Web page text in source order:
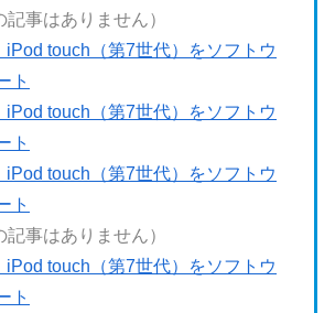
記事はありません）
iPod touch（第7世代）をソフトウ
ト
iPod touch（第7世代）をソフトウ
ト
iPod touch（第7世代）をソフトウ
ト
記事はありません）
iPod touch（第7世代）をソフトウ
ト